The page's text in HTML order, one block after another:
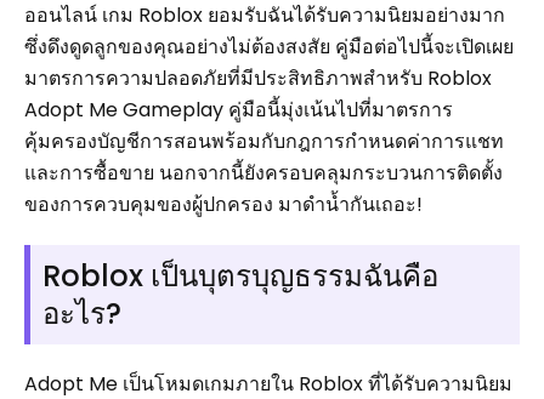
ออนไลน์ เกม Roblox ยอมรับฉันได้รับความนิยมอย่างมาก
ซึ่งดึงดูดลูกของคุณอย่างไม่ต้องสงสัย คู่มือต่อไปนี้จะเปิดเผย
มาตรการความปลอดภัยที่มีประสิทธิภาพสำหรับ Roblox
Adopt Me Gameplay คู่มือนี้มุ่งเน้นไปที่มาตรการ
คุ้มครองบัญชีการสอนพร้อมกับกฎการกำหนดค่าการแชท
และการซื้อขาย นอกจากนี้ยังครอบคลุมกระบวนการติดตั้ง
ของการควบคุมของผู้ปกครอง มาดำน้ำกันเถอะ!
Roblox เป็นบุตรบุญธรรมฉันคือ
อะไร?
Adopt Me เป็นโหมดเกมภายใน Roblox ที่ได้รับความนิยม